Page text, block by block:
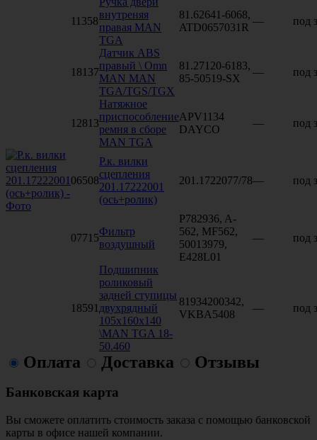
11358
внутреняя
правая MAN
TGA
81.62641-6068,
ATD0657031R
— под
18137
Датчик ABS
правый \ Omn
MAN MAN
TGA/TGS/TGX
81.27120-6183,
85-50519-SX
— под
12813
Натяжное
приспособление
ремня в сборе
MAN TGA
APV1134
DAYCO
— под
06508
Р.к. вилки
сцепления
201.17222001
(ось+ролик)
201.1722077/78— под
07715
Фильтр
воздушный
P782936, A-
562, MF562,
50013979,
E428L01
— под
18591
Подшипник
роликовый
задней ступицы
двухрядный
105x160x140
\MAN TGA 18-
50.460
81934200342,
VKBA5408
— под
Оплата Доставка Отзывы
Банковская карта
Вы сможете оплатить стоимость заказа с помощью банковской
карты в офисе нашей компании.